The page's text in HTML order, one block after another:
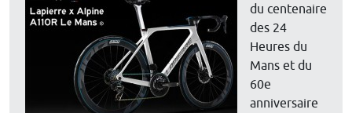
du centenaire
des 24
Heures du
Mans et du
60e
anniversaire